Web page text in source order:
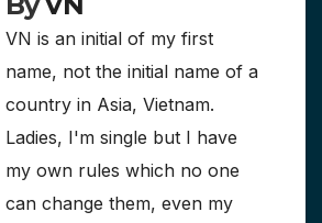
VN is an initial of my first
name, not the initial name of a
country in Asia, Vietnam.
Ladies, I'm single but I have
my own rules which no one
can change them, even my